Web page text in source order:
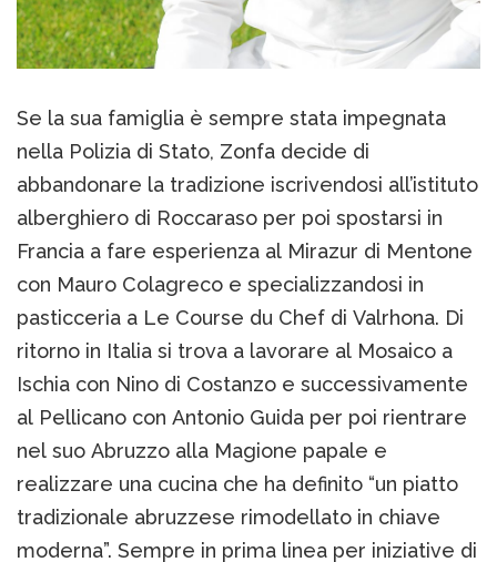
Se la sua famiglia è sempre stata impegnata
nella Polizia di Stato, Zonfa decide di
abbandonare la tradizione iscrivendosi all’istituto
alberghiero di Roccaraso per poi spostarsi in
Francia a fare esperienza al Mirazur di Mentone
con Mauro Colagreco e specializzandosi in
pasticceria a Le Course du Chef di Valrhona. Di
ritorno in Italia si trova a lavorare al Mosaico a
Ischia con Nino di Costanzo e successivamente
al Pellicano con Antonio Guida per poi rientrare
nel suo Abruzzo alla Magione papale e
realizzare una cucina che ha definito “un piatto
tradizionale abruzzese rimodellato in chiave
moderna”. Sempre in prima linea per iniziative di